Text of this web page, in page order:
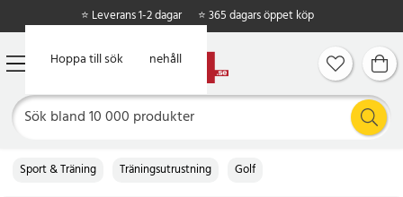
Hoppa till huvudinnehåll
Hoppa till sök
⭐ Leverans 1-2 dagar ⭐ 365 dagars öppet köp
Sport & Träning Träningsutrustning Golf